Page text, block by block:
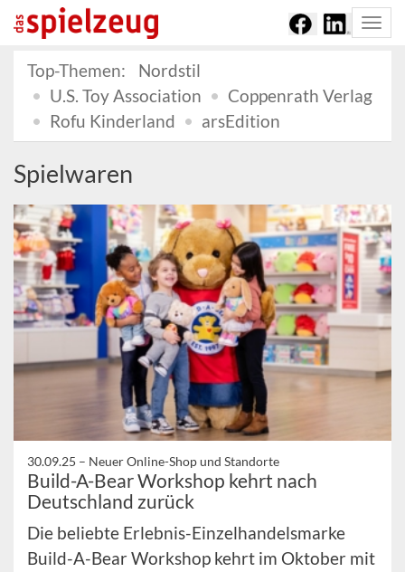
Top-Themen:
Nordstil
U.S. Toy Association
Coppenrath Verlag
Rofu Kinderland
arsEdition
Spielwaren
30.09.25 – Neuer Online-Shop und Standorte
Build-A-Bear Workshop kehrt nach
Deutschland zurück
Die beliebte Erlebnis-Einzelhandelsmarke
Build-A-Bear Workshop kehrt im Oktober mit